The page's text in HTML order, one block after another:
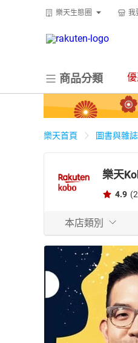
樂天生態圈 我
商品分類
樂天首頁 圖書與雜誌
樂天
4.9
本店類別